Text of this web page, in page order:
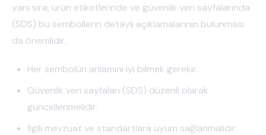
yanı sıra, ürün etiketlerinde ve güvenlik veri sayfalarında
(SDS) bu sembollerin detaylı açıklamalarının bulunması
da önemlidir.
Her sembolün anlamını iyi bilmek gerekir.
Güvenlik veri sayfaları (SDS) düzenli olarak
güncellenmelidir.
İlgili mevzuat ve standartlara uyum sağlanmalıdır.